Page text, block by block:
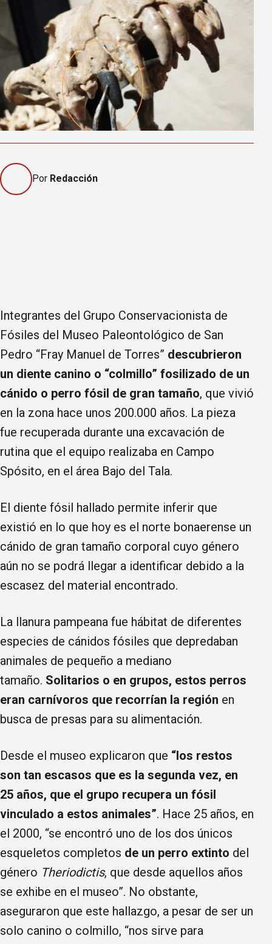
Por Redacción
Integrantes del Grupo Conservacionista de
Fósiles del Museo Paleontológico de San
Pedro “Fray Manuel de Torres” descubrieron
un diente canino o “colmillo” fosilizado de un
cánido o perro fósil de gran tamaño, que vivió
en la zona hace unos 200.000 años. La pieza
fue recuperada durante una excavación de
rutina que el equipo realizaba en Campo
Spósito, en el área Bajo del Tala.
El diente fósil hallado permite inferir que
existió en lo que hoy es el norte bonaerense un
cánido de gran tamaño corporal cuyo género
aún no se podrá llegar a identificar debido a la
escasez del material encontrado.
La llanura pampeana fue hábitat de diferentes
especies de cánidos fósiles que depredaban
animales de pequeño a mediano
tamaño. Solitarios o en grupos, estos perros
eran carnívoros que recorrían la región en
busca de presas para su alimentación.
Desde el museo explicaron que “los restos
son tan escasos que es la segunda vez, en
25 años, que el grupo recupera un fósil
vinculado a estos animales”. Hace 25 años, en
el 2000, “se encontró uno de los dos únicos
esqueletos completos de un perro extinto del
género Theriodictis, que desde aquellos años
se exhibe en el museo”. No obstante,
aseguraron que este hallazgo, a pesar de ser un
solo canino o colmillo, “nos sirve para